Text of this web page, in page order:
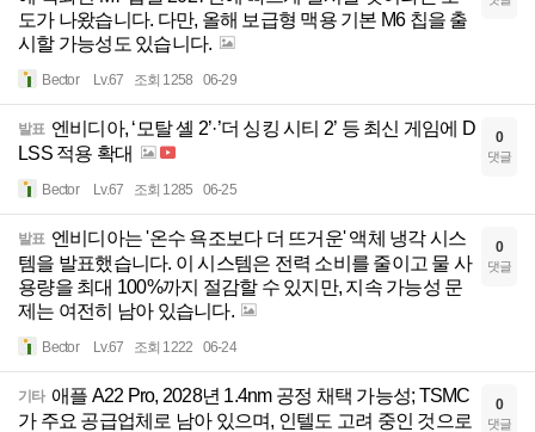
도가 나왔습니다. 다만, 올해 보급형 맥용 기본 M6 칩을 출
시할 가능성도 있습니다.
Bector Lv.67 조회 1258 06-29
발표 엔비디아, ‘모탈 셸 2’·’더 싱킹 시티 2’ 등 최신 게임에 D
LSS 적용 확대
Bector Lv.67 조회 1285 06-25
0
댓글
발표 엔비디아는 '온수 욕조보다 더 뜨거운' 액체 냉각 시스
템을 발표했습니다. 이 시스템은 전력 소비를 줄이고 물 사
용량을 최대 100%까지 절감할 수 있지만, 지속 가능성 문
제는 여전히 남아 있습니다.
Bector Lv.67 조회 1222 06-24
0
댓글
기타 애플 A22 Pro, 2028년 1.4nm 공정 채택 가능성; TSMC
가 주요 공급업체로 남아 있으며, 인텔도 고려 중인 것으로
0
댓글